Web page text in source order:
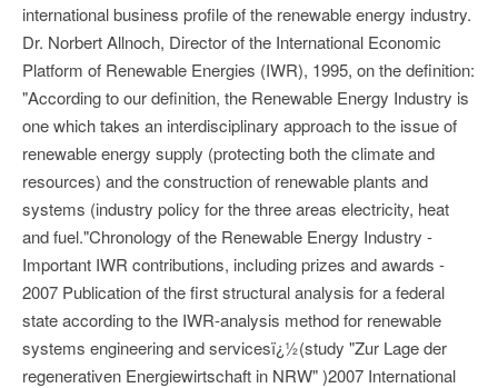
international business profile of the renewable energy industry.
Dr. Norbert Allnoch, Director of the International Economic
Platform of Renewable Energies (IWR), 1995, on the definition:
"According to our definition, the Renewable Energy Industry is
one which takes an interdisciplinary approach to the issue of
renewable energy supply (protecting both the climate and
resources) and the construction of renewable plants and
systems (industry policy for the three areas electricity, heat
and fuel."Chronology of the Renewable Energy Industry -
Important IWR contributions, including prizes and awards -
2007 Publication of the first structural analysis for a federal
state according to the IWR-analysis method for renewable
systems engineering and servicesï¿½(study "Zur Lage der
regenerativen Energiewirtschaft in NRW" )2007 International